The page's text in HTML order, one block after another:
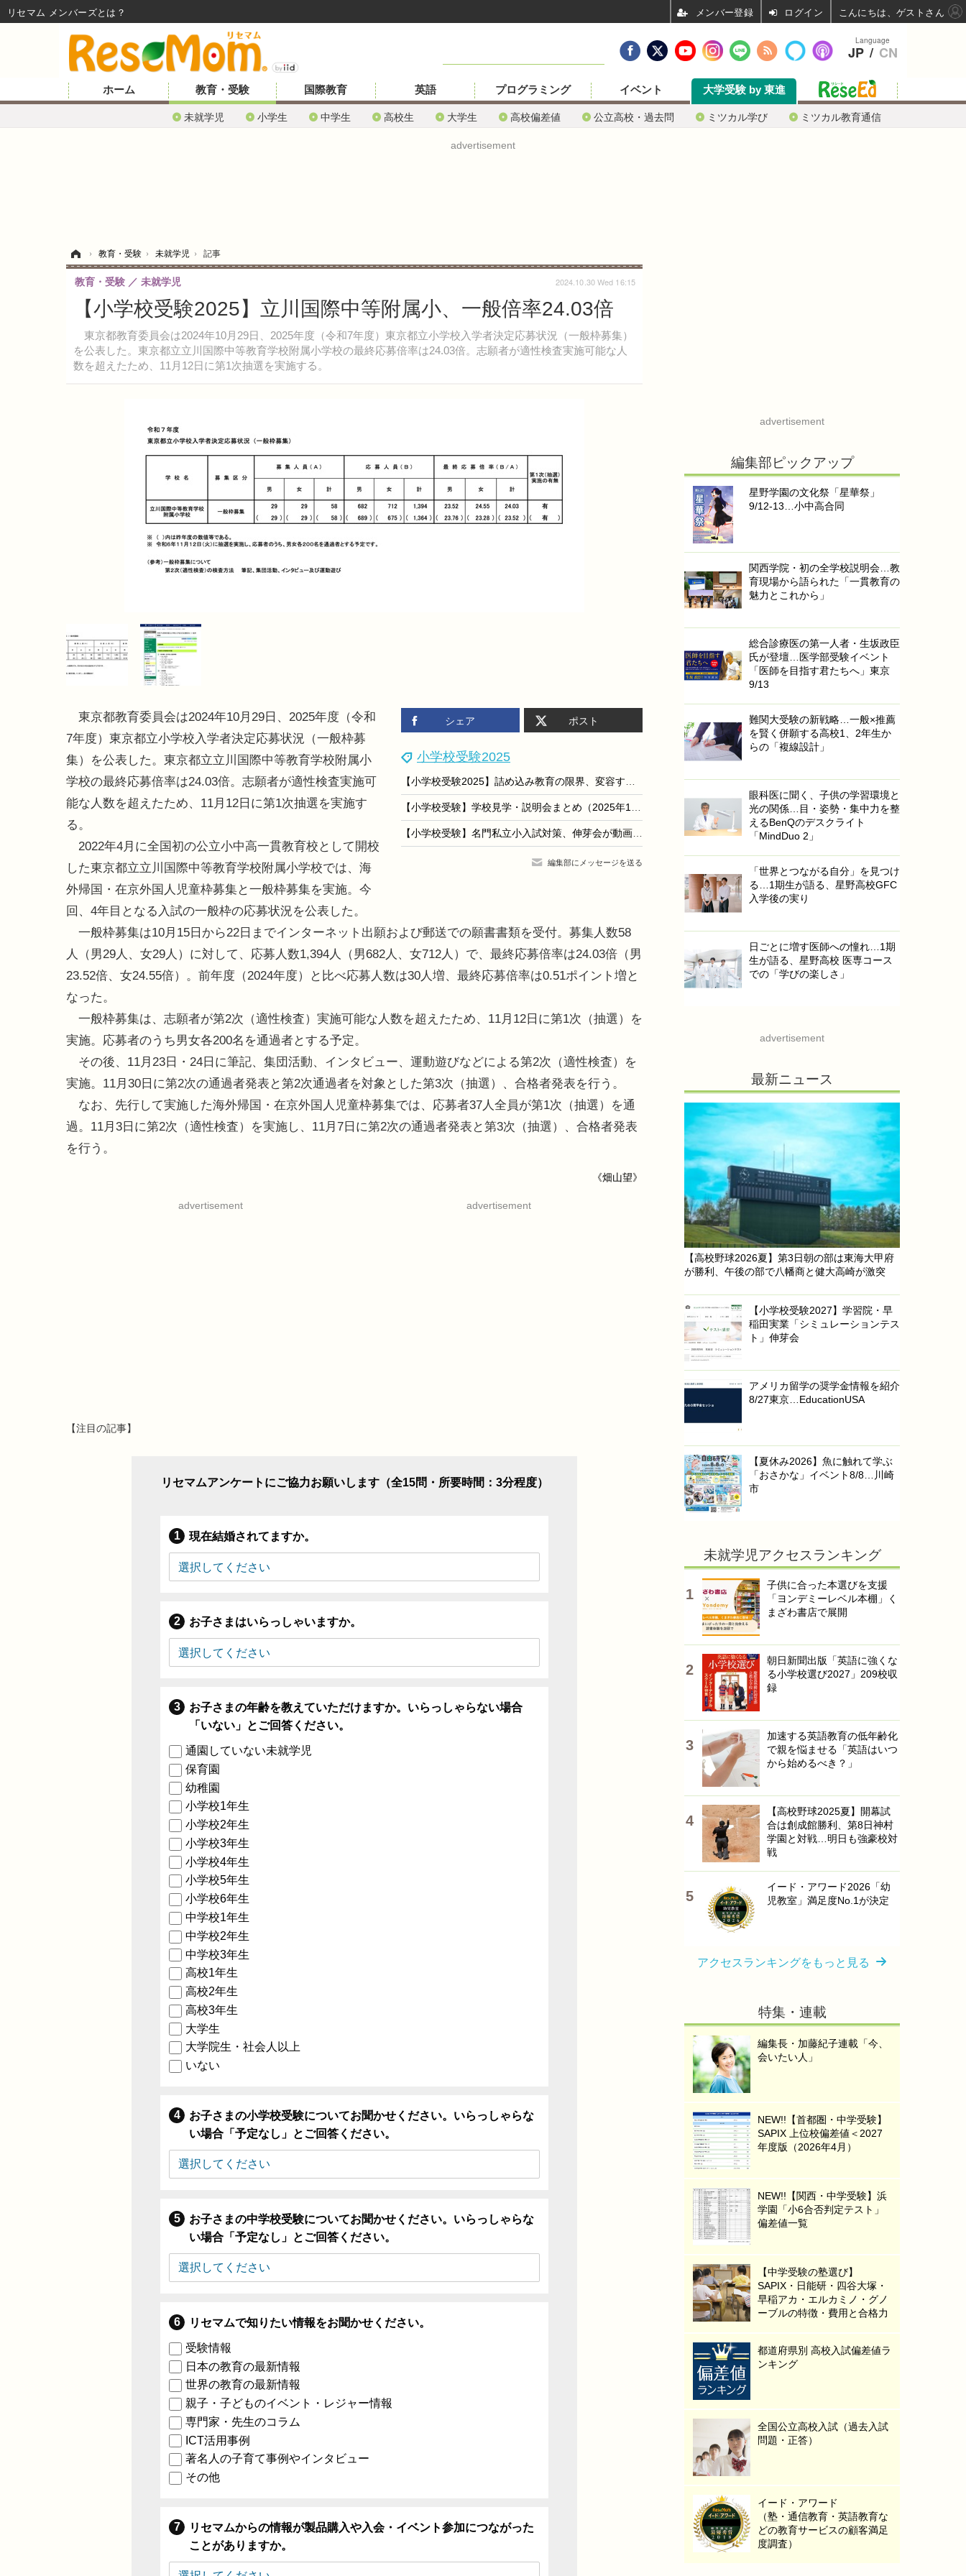
ホーム 教育・受験
未就学児 小学生 中学生 高校生 大学生 高校偏差値 公立高校・過去問 ミツカル学び ミツカル教育通信
国際教育 英語 プログラミング イベント 大学受験 by 東進
advertisement
› 教育・受験 › 未就学児 › 記事
【小学校受験2025】立川国際中等附属小、一般倍率24.03倍
東京都教育委員会は2024年10月29日、2025年度（令和7年度）東京都立小学校入学者決定応募状況（一般枠募集）
を公表した。東京都立立川国際中等教育学校附属小学校の最終応募倍率は24.03倍。志願者が適性検査実施可能な人
数を超えたため、11月12日に第1次抽選を実施する。
教育・受験 未就学児 2024.10.30 Wed 16:15
シェア ポスト
小学校受験2025
【小学校受験2025】詰め込み教育の限界、変容する入試を読み解く
【小学校受験】学校見学・説明会まとめ（2025年10月版）都市大付属、立教など
【小学校受験】名門私立小入試対策、伸芽会が動画配信
編集部にメッセージを送る
東京都教育委員会は2024年10月29日、2025年度（令和
7年度）東京都立小学校入学者決定応募状況（一般枠募
集）を公表した。東京都立立川国際中等教育学校附属小
学校の最終応募倍率は24.03倍。志願者が適性検査実施可
能な人数を超えたため、11月12日に第1次抽選を実施す
る。
2022年4月に全国初の公立小中高一貫教育校として開校
した東京都立立川国際中等教育学校附属小学校では、海
外帰国・在京外国人児童枠募集と一般枠募集を実施。今
回、4年目となる入試の一般枠の応募状況を公表した。
一般枠募集は10月15日から22日までインターネット出願および郵送での願書書類を受付。募集人数58
人（男29人、女29人）に対して、応募人数1,394人（男682人、女712人）で、最終応募倍率は24.03倍（男
23.52倍、女24.55倍）。前年度（2024年度）と比べ応募人数は30人増、最終応募倍率は0.51ポイント増と
なった。
一般枠募集は、志願者が第2次（適性検査）実施可能な人数を超えたため、11月12日に第1次（抽選）を
実施。応募者のうち男女各200名を通過者とする予定。
その後、11月23日・24日に筆記、集団活動、インタビュー、運動遊びなどによる第2次（適性検査）を
実施。11月30日に第2次の通過者発表と第2次通過者を対象とした第3次（抽選）、合格者発表を行う。
なお、先行して実施した海外帰国・在京外国人児童枠募集では、応募者37人全員が第1次（抽選）を通
過。11月3日に第2次（適性検査）を実施し、11月7日に第2次の通過者発表と第3次（抽選）、合格者発表
を行う。
《畑山望》
advertisement advertisement
【注目の記事】
リセマムアンケートにご協力お願いします（全15問・所要時間：3分程度）
現在結婚されてますか。
お子さまはいらっしゃいますか。
お子さまの年齢を教えていただけますか。いらっしゃらない場合
「いない」とご回答ください。
通園していない未就学児
保育園
幼稚園
小学校1年生
小学校2年生
小学校3年生
小学校4年生
小学校5年生
小学校6年生
中学校1年生
中学校2年生
中学校3年生
高校1年生
高校2年生
高校3年生
大学生
大学院生・社会人以上
いない
お子さまの小学校受験についてお聞かせください。いらっしゃらな
い場合「予定なし」とご回答ください。
お子さまの中学校受験についてお聞かせください。いらっしゃらな
い場合「予定なし」とご回答ください。
リセマムで知りたい情報をお聞かせください。
受験情報
日本の教育の最新情報
世界の教育の最新情報
親子・子どものイベント・レジャー情報
専門家・先生のコラム
ICT活用事例
著名人の子育て事例やインタビュー
その他
リセマムからの情報が製品購入や入会・イベント参加につながった
ことがありますか。
advertisement
編集部ピックアップ
星野学園の文化祭「星華祭」
9/12-13…小中高合同
関西学院・初の全学校説明会…教
育現場から語られた「一貫教育の
魅力とこれから」
総合診療医の第一人者・生坂政臣
氏が登壇…医学部受験イベント
「医師を目指す君たちへ」東京
9/13
難関大受験の新戦略…一般×推薦
を賢く併願する高校1、2年生か
らの「複線設計」
眼科医に聞く、子供の学習環境と
光の関係…目・姿勢・集中力を整
えるBenQのデスクライト
「MindDuo 2」
「世界とつながる自分」を見つけ
る…1期生が語る、星野高校GFC
入学後の実り
日ごとに増す医師への憧れ…1期
生が語る、星野高校 医専コース
での「学びの楽しさ」
advertisement
最新ニュース
【高校野球2026夏】第3日朝の部は東海大甲府
が勝利、午後の部で八幡商と健大高崎が激突
【小学校受験2027】学習院・早
稲田実業「シミュレーションテス
ト」伸芽会
アメリカ留学の奨学金情報を紹介
8/27東京…EducationUSA
【夏休み2026】魚に触れて学ぶ
「おさかな」イベント8/8…川崎
市
未就学児アクセスランキング
子供に合った本選びを支援
「ヨンデミーレベル本棚」く
まざわ書店で展開
朝日新聞出版「英語に強くな
る小学校選び2027」209校収
録
加速する英語教育の低年齢化
で親を悩ませる「英語はいつ
から始めるべき？」
【高校野球2025夏】開幕試
合は創成館勝利、第8日神村
学園と対戦…明日も強豪校対
戦
イード・アワード2026「幼
児教室」満足度No.1が決定
アクセスランキングをもっと見る
特集・連載
編集長・加藤紀子連載「今、
会いたい人」
NEW!!【首都圏・中学受験】
SAPIX 上位校偏差値＜2027
年度版（2026年4月）
NEW!!【関西・中学受験】浜
学園「小6合否判定テスト」
偏差値一覧
【中学受験の塾選び】
SAPIX・日能研・四谷大塚・
早稲アカ・エルカミノ・グノ
ーブルの特徴・費用と合格力
都道府県別 高校入試偏差値ラ
ンキング
全国公立高校入試（過去入試
問題・正答）
イード・アワード
（塾・通信教育・英語教育な
どの教育サービスの顧客満足
度調査）
Language
JP / CN
リセマム メンバーズ ログイン こんにちは、ゲストさん